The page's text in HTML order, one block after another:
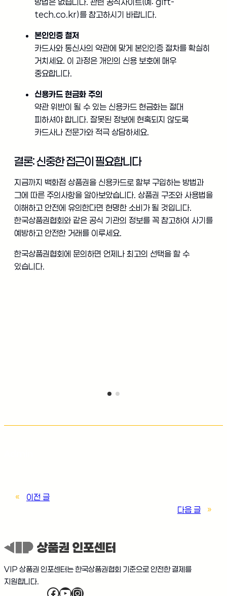
tech.co.kr)를 참고하시기 바랍니다.
본인인증 철저
카드사와 통신사의 약관에 맞게 본인인증 절차를 확실히
거치세요. 이 과정은 개인의 신용 보호에 매우
중요합니다.
신용카드 현금화 주의
약관 위반이 될 수 있는 신용카드 현금화는 절대
피하셔야 합니다. 잘못된 정보에 현혹되지 않도록
카드사나 전문가와 적극 상담하세요.
결론: 신중한 접근이 필요합니다
지금까지 백화점 상품권을 신용카드로 할부 구입하는 방법과
그에 따른 주의사항을 알아보았습니다. 상품권 구조와 사용법을
이해하고 안전에 유의한다면 현명한 소비가 될 것입니다.
한국상품권협회와 같은 공식 기관의 정보를 꼭 참고하여 사기를
예방하고 안전한 거래를 이루세요.
한국상품권협회에 문의하면 언제나 최고의 선택을 할 수
있습니다.
«
이전 글
다음 글
»
VIP 상품권 인포센터는 한국상품권협회 기준으로 안전한 결제를
지원합니다.
Facebook
YouTube
Instagram